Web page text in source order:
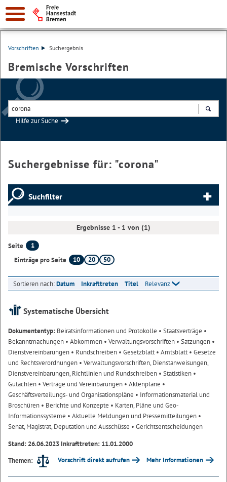
Vorschriften Suchergebnis
Bremische Vorschriften
Hilfe zur Suche
Suchergebnisse für: "corona"
Suchfilter
Ergebnisse 1 - 1 von (1)
Seite
1
Einträge pro Seite
10 20 50
Sortieren nach:Datum Inkrafttreten Titel Relevanz
Systematische Übersicht
Dokumententyp: Beiratsinformationen und Protokolle • Staatsverträge •
Bekanntmachungen • Abkommen • Verwaltungsvorschriften • Satzungen •
Dienstvereinbarungen • Rundschreiben • Gesetzblatt• Amtsblatt• Gesetze
und Rechtsverordnungen • Verwaltungsvorschriften, Dienstanweisungen,
Dienstvereinbarungen, Richtlinien und Rundschreiben • Statistiken •
Gutachten • Verträge und Vereinbarungen • Aktenpläne •
Geschäftsverteilungs- und Organisationspläne • Informationsmaterial und
Broschüren • Berichte und Konzepte • Karten, Pläne und Geo-
Informationssysteme • Aktuelle Meldungen und Pressemitteilungen •
Senat, Magistrat, Deputation und Ausschüsse • Gerichtsentscheidungen
Stand: 26.06.2023 Inkrafttreten: 11.01.2000
Themen:
Vorschrift direkt aufrufen Mehr Informationen